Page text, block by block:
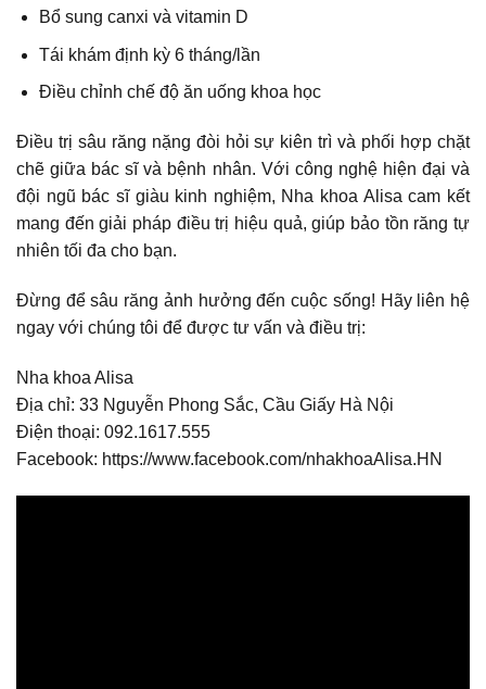
Bổ sung canxi và vitamin D
Tái khám định kỳ 6 tháng/lần
Điều chỉnh chế độ ăn uống khoa học
Điều trị sâu răng nặng đòi hỏi sự kiên trì và phối hợp chặt
chẽ giữa bác sĩ và bệnh nhân. Với công nghệ hiện đại và
đội ngũ bác sĩ giàu kinh nghiệm, Nha khoa Alisa cam kết
mang đến giải pháp điều trị hiệu quả, giúp bảo tồn răng tự
nhiên tối đa cho bạn.
Đừng để sâu răng ảnh hưởng đến cuộc sống! Hãy liên hệ
ngay với chúng tôi để được tư vấn và điều trị:
Nha khoa Alisa
Địa chỉ: 33 Nguyễn Phong Sắc, Cầu Giấy Hà Nội
Điện thoại: 092.1617.555
Facebook: https://www.facebook.com/nhakhoaAlisa.HN